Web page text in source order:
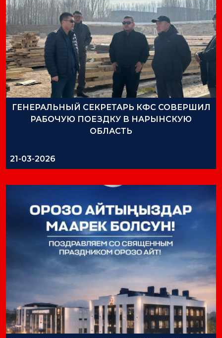
ГЕНЕРАЛЬНЫЙ СЕКРЕТАРЬ КФС СОВЕРШИЛ
РАБОЧУЮ ПОЕЗДКУ В НАРЫНСКУЮ
ОБЛАСТЬ
21-03-2026